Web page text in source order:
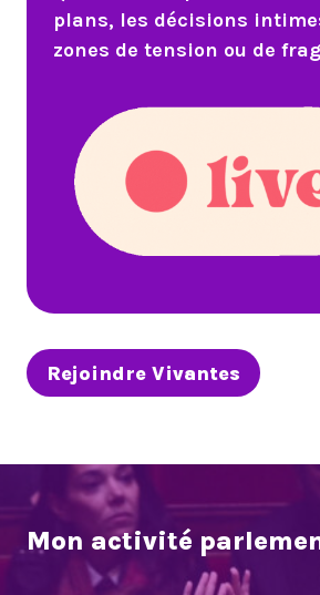
qu’on ne voit pas : les
plans, les décisions
Rejoindre Vivantes
Mon activité